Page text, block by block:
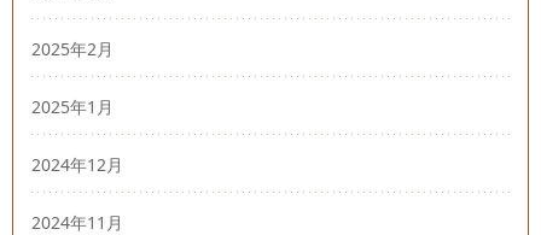
2025年2月
2025年1月
2024年12月
2024年11月